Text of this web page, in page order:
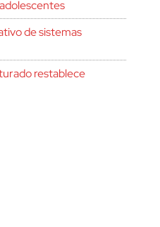
de sistemas
restablece